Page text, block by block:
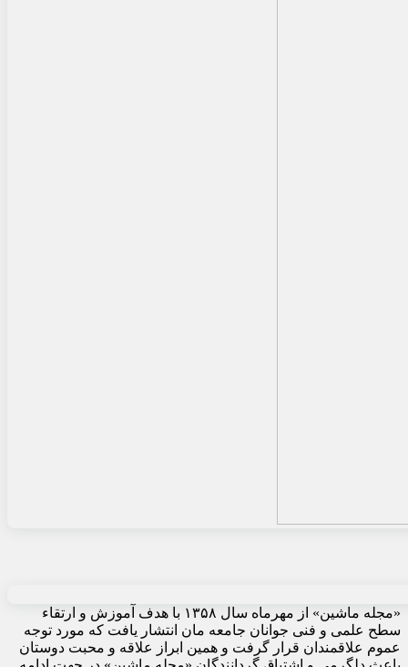
«مجله ماشین» از مهرماه سال ۱۳۵۸ با هدف آموزش و ارتقاء
سطح علمی و فنی جوانان جامعه مان انتشار یافت که مورد توجه
عموم علاقمندان قرار گرفت و همین ابراز علاقه و محبت دوستان